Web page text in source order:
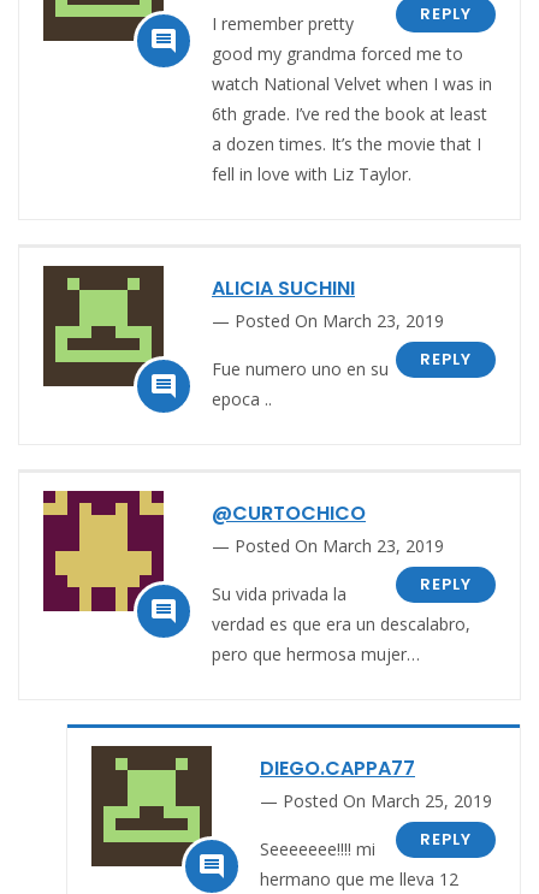

REPLY
I remember pretty
good my grandma forced me to
watch National Velvet when I was in
6th grade. I’ve red the book at least
a dozen times. It’s the movie that I
fell in love with Liz Taylor.

ALICIA SUCHINI
Posted On March 23, 2019
REPLY
Fue numero uno en su
epoca ..

@CURTOCHICO
Posted On March 23, 2019
REPLY
Su vida privada la
verdad es que era un descalabro,
pero que hermosa mujer…

DIEGO.CAPPA77
Posted On March 25, 2019
REPLY
Seeeeeee!!!! mi
hermano que me lleva 12